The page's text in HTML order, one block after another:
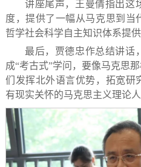
讲座尾声，王曼倩指出这
度，提供了一幅从马克思到当
哲学社会科学自主知识体系提
最后，贾德忠作总结讲话
成“考古式”学问，要像马克思
们发挥北外语言优势，拓宽研
有现实关怀的马克思主义理论人